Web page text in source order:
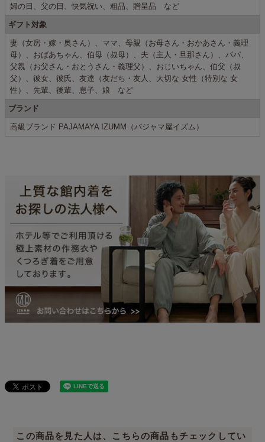
婦の日、父の日、快気祝い、粗品、贈呈品 など
ギフト対象
妻（女房・嫁・奥さん）、ママ、母親（お母さん・おかあさん・義理
母）、おばあちゃん、伯母（叔母）、夫（主人・旦那さん）、パパ、
父親（お父さん・おとうさん・義理父）、おじいちゃん、伯父（叔
父）、彼女、彼氏、友達（友だち・友人、大切な 女性（特別な 女
性）、先輩、後輩、息子、娘 など
ブランド
高級ブランド PAJAMAYA IZUMM（パジャマ屋イズム）
この商品を見た人は、こちらの商品もチェックしてい